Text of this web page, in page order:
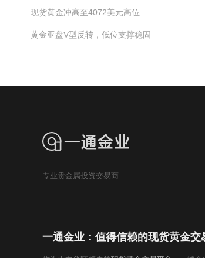
现货黄金冲高至4072美元高位
黄金亚盘V型反转，低位支撑稳固
专业贵金属投资交易商
一通金业：值得信赖的现货黄金交